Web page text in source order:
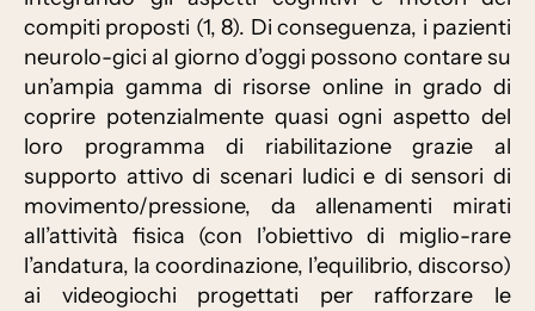
compiti proposti (1, 8). Di conseguenza, i pazienti
neurolo-gici al giorno d’oggi possono contare su
un’ampia gamma di risorse online in grado di
coprire potenzialmente quasi ogni aspetto del
loro programma di riabilitazione grazie al
supporto attivo di scenari ludici e di sensori di
movimento/pressione, da allenamenti mirati
all’attività fisica (con l’obiettivo di miglio-rare
l’andatura, la coordinazione, l’equilibrio, discorso)
ai videogiochi progettati per rafforzare le